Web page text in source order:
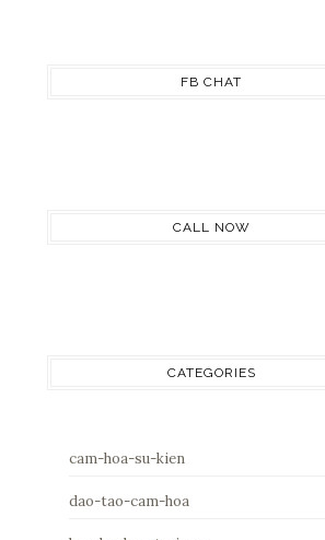
FB CHAT
CALL NOW
CATEGORIES
cam-hoa-su-kien
dao-tao-cam-hoa